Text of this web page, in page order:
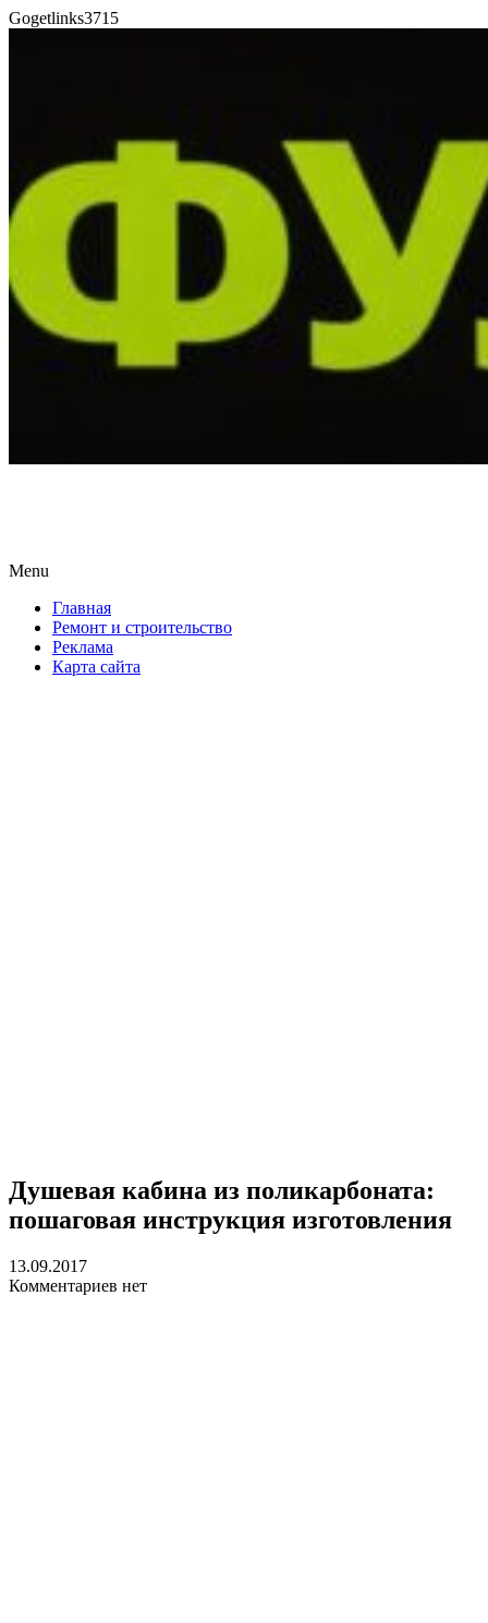
Gogetlinks3715
Menu
content
Главная
Ремонт и строительство
Реклама
Карта сайта
Душевая кабина из поликарбоната:
пошаговая инструкция изготовления
13.09.2017
Комментариев нет